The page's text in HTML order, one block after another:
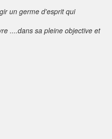
un germe d'esprit qui
....dans sa pleine objective et